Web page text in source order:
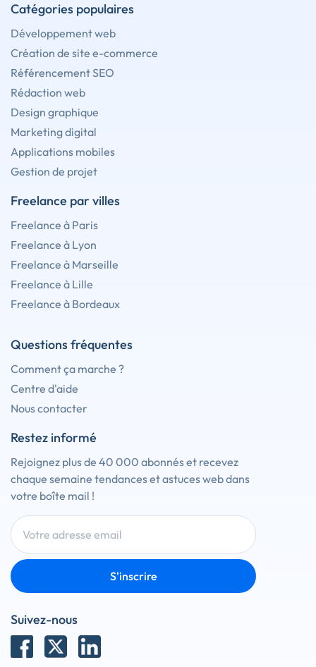
Catégories populaires
Développement web
Création de site e-commerce
Référencement SEO
Rédaction web
Design graphique
Marketing digital
Applications mobiles
Gestion de projet
Freelance par villes
Freelance à Paris
Freelance à Lyon
Freelance à Marseille
Freelance à Lille
Freelance à Bordeaux
Questions fréquentes
Comment ça marche ?
Centre d'aide
Nous contacter
Restez informé
Rejoignez plus de 40 000 abonnés et recevez
chaque semaine tendances et astuces web dans
votre boîte mail !
S'inscrire
Suivez-nous